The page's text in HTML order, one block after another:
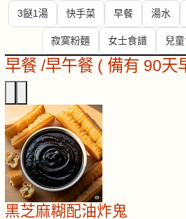
3餸1湯 快手菜 早餐 湯水
寂寞粉麵 女士食譜 兒
早餐 /早午餐 ( 備有 90天
黑芝麻糊配油炸鬼